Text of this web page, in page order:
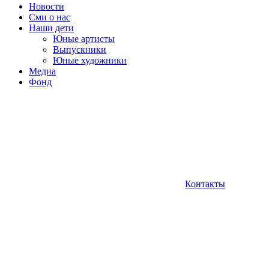
Новости
Сми о нас
Наши дети
Юные артисты
Выпускники
Юные художники
Медиа
Фонд
Контакты